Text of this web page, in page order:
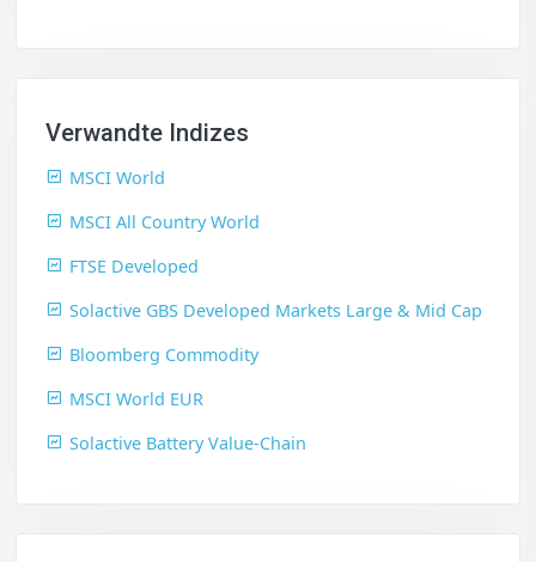
Verwandte Indizes
MSCI World
MSCI All Country World
FTSE Developed
Solactive GBS Developed Markets Large & Mid Cap
Bloomberg Commodity
MSCI World EUR
Solactive Battery Value-Chain